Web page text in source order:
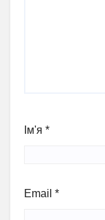
Ім'я *
Email *